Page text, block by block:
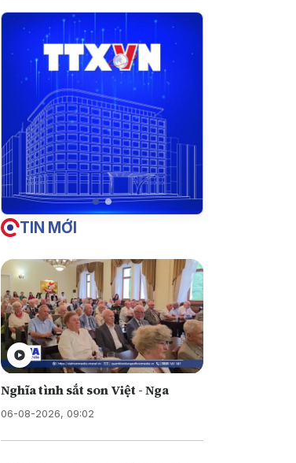
TIN MỚI
Nghĩa tình sắt son Việt - Nga
06-08-2026, 09:02